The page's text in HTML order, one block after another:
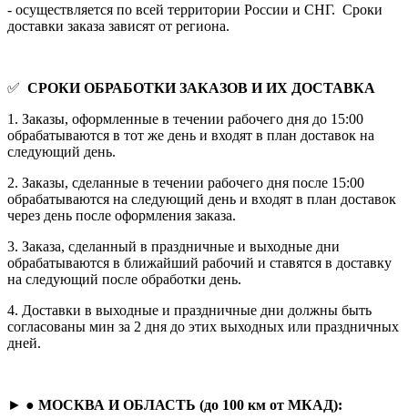
- осуществляется по всей территории России и СНГ. Сроки
доставки заказа зависят от региона.
✅ СРОКИ ОБРАБОТКИ ЗАКАЗОВ И ИХ ДОСТАВКА
1. Заказы, оформленные в течении рабочего дня до 15:00
обрабатываются в тот же день и входят в план доставок на
следующий день.
2. Заказы, сделанные в течении рабочего дня после 15:00
обрабатываются на следующий день и входят в план доставок
через день после оформления заказа.
3. Заказа, сделанный в праздничные и выходные дни
обрабатываются в ближайший рабочий и ставятся в доставку
на следующий после обработки день.
4. Доставки в выходные и праздничные дни должны быть
согласованы мин за 2 дня до этих выходных или праздничных
дней.
► ● МОСКВА И ОБЛАСТЬ (до 100 км от МКАД):